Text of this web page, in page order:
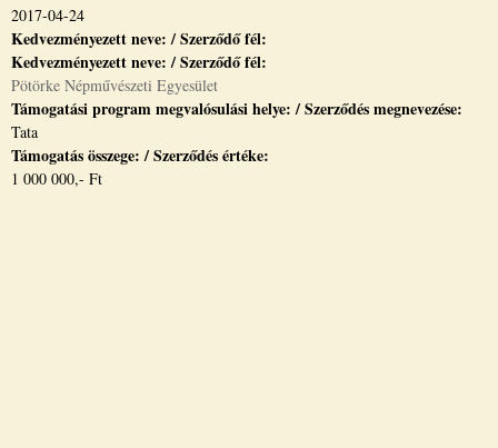
2017-04-24
Kedvezményezett neve: / Szerződő fél:
Kedvezményezett neve: / Szerződő fél:
Pötörke Népművészeti Egyesület
Támogatási program megvalósulási helye: / Szerződés megnevezése:
Tata
Támogatás összege: / Szerződés értéke:
1 000 000,- Ft